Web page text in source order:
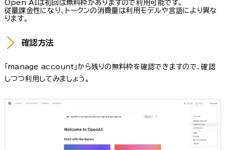
Open AIは初回は無料枠がありますので利用可能です。
従量課金性になり、トークンの消費量は利用モデルや言語により異な
ります。
確認方法
「manage account」から残りの無料枠を確認できますので、確認
しつつ利用してみましょう。